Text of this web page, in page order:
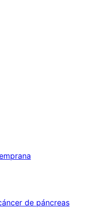
de páncreas